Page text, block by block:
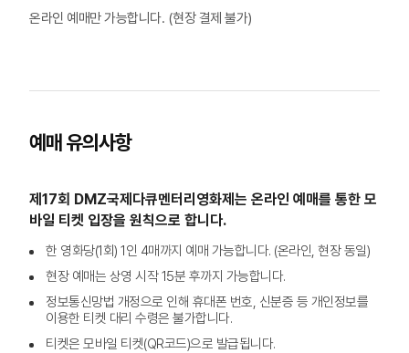
온라인 예매만 가능합니다. (현장 결제 불가)
예매 유의사항
제17회 DMZ국제다큐멘터리영화제는 온라인 예매를 통한 모
바일 티켓 입장을 원칙으로 합니다.
한 영화당(1회) 1인 4매까지 예매 가능합니다. (온라인, 현장 동일)
현장 예매는 상영 시작 15분 후까지 가능합니다.
정보통신망법 개정으로 인해 휴대폰 번호, 신분증 등 개인정보를
이용한 티켓 대리 수령은 불가합니다.
티켓은 모바일 티켓(QR코드)으로 발급됩니다.